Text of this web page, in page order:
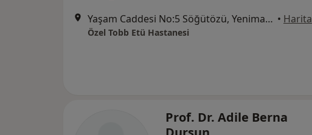
Yaşam Caddesi No:5 Söğütözü, Yenimahalle • Harita
Özel Tobb Etü Hastanesi
Prof. Dr. Adile Berna